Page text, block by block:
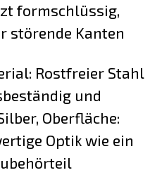
formschlüssig,
störende Kanten
Rostfreier Stahl
und
Oberfläche:
Optik wie ein